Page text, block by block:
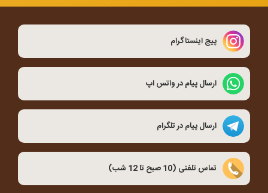
پیج اینستاگرام
ارسال پیام در واتس اپ
ارسال پیام در تلگرام
تماس تلفنی (10 صبح تا 12 شب)